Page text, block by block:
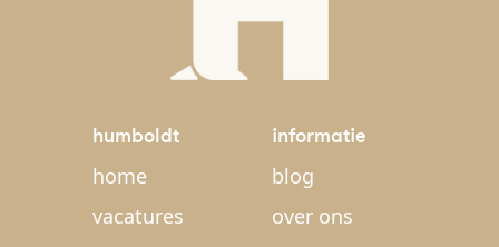
humboldt
home
vacatures
informatie
blog
over ons